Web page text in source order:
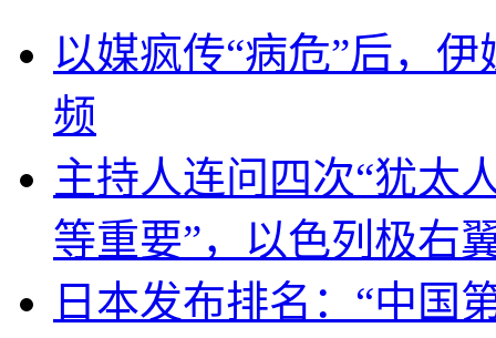
以媒疯传“病危”后，
频
主持人连问四次“犹太
等重要”，以色列极右
日本发布排名：“中国